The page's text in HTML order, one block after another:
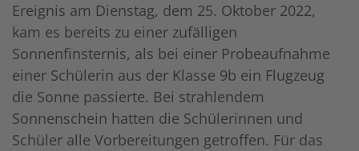
Ereignis am Dienstag, dem 25. Oktober 2022,
kam es bereits zu einer zufälligen
Sonnenfinsternis, als bei einer Probeaufnahme
einer Schülerin aus der Klasse 9b ein Flugzeug
die Sonne passierte. Bei strahlendem
Sonnenschein hatten die Schülerinnen und
Schüler alle Vorbereitungen getroffen. Für das